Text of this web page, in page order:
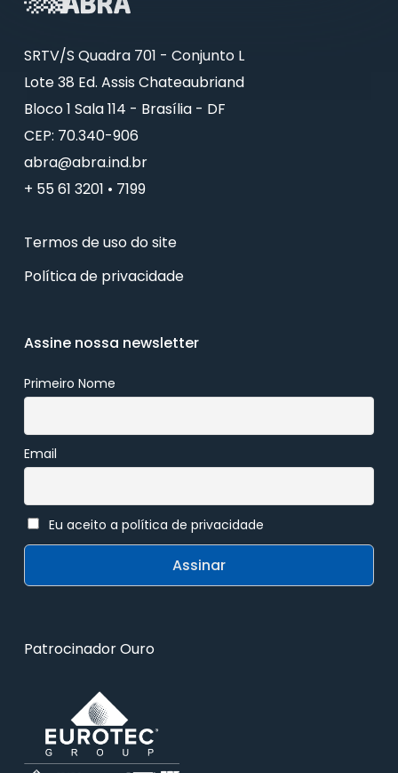
SRTV/S Quadra 701 - Conjunto L
Lote 38 Ed. Assis Chateaubriand
Bloco 1 Sala 114 - Brasília - DF
CEP: 70.340-906
abra@abra.ind.br
+ 55 61 3201 • 7199
Termos de uso do site
Política de privacidade
Assine nossa newsletter
Primeiro Nome
Email
Eu aceito a política de privacidade
Patrocinador Ouro